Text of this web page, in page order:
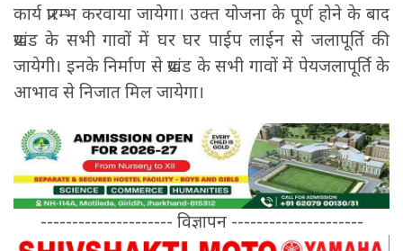
कार्य प्रारम्भ करवाया जायेगा। उक्त योजना के पूर्ण होने के बाद
प्रखंड के सभी गावों में घर घर पाईप लाईन से जलापूर्ति की
जायेगी। इनके निर्माण से प्रखंड के सभी गावों में पेयजलापूर्ति के
आभाव से निजात मिल जायेगा।
--------------------- विज्ञापन ---------------------